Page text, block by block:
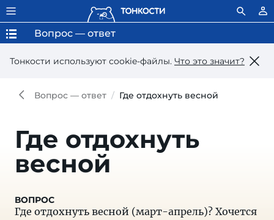
Тонкости используют сookie-файлы. Что это значит?
Вопрос — ответ
Вопрос — ответ Где отдохнуть весной
Где отдохнуть
весной
Где отдохнуть весной (март-апрель)? Хочется